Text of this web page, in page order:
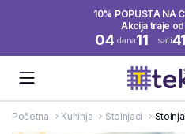
10% POPUSTA NA
Akcija traje od
04 dana11 sati41
Početna Kuhinja Stolnjaci